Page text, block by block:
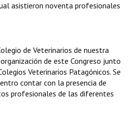
asistieron noventa profesionales
de Veterinarios de nuestra
de este Congreso junto
Veterinarios Patagónicos. Se
contar con la presencia de
profesionales de las diferentes